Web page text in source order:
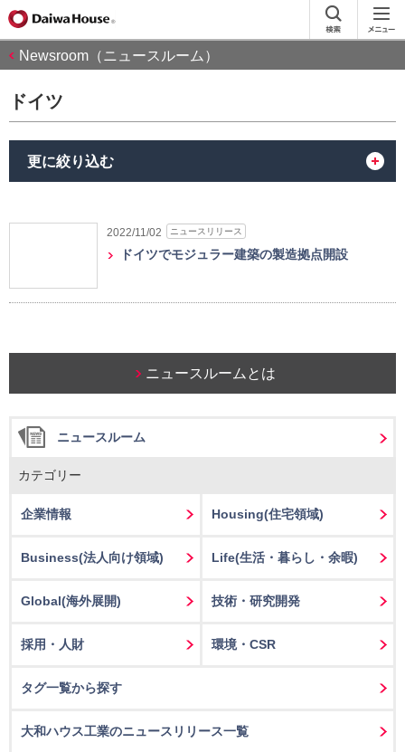
Newsroom（ニュースルーム）
ドイツ
更に絞り込む
2022/11/02 ニュースリリース
ドイツでモジュラー建築の製造拠点開設
ニュースルームとは
ニュースルーム
カテゴリー
企業情報 Housing(住宅領域)
Business(法人向け領域) Life(生活・暮らし・余暇)
Global(海外展開) 技術・研究開発
採用・人財 環境・CSR
タグ一覧から探す
大和ハウス工業のニュースリリース一覧